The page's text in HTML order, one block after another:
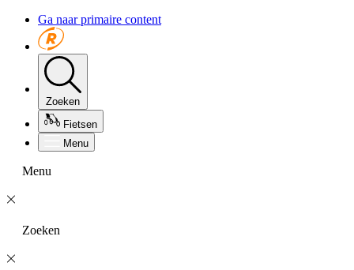
Ga naar primaire content
Zoeken
Fietsen
Menu
Menu
Zoeken